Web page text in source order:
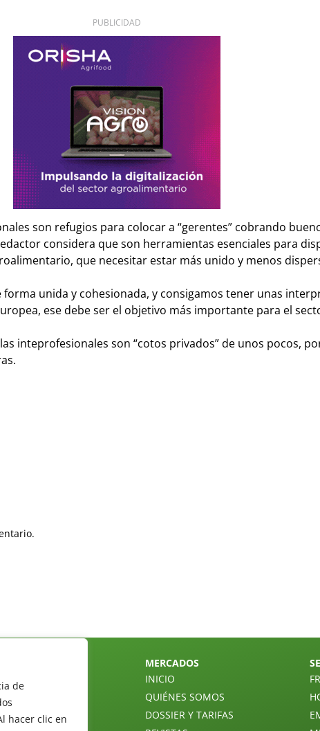
de
hacer clic en
PUBLICIDAD
son refugios para colocar a “gerentes” cobrando
considera que son herramientas esenciales para
que necesitar estar más unido y menos
unida y cohesionada, y consigamos tener unas
ese debe ser el objetivo más importante para el
inteprofesionales son “cotos privados” de unos pocos,
MERCADOS
INICIO
QUIÉNES SOMOS
DOSSIER Y TARIFAS